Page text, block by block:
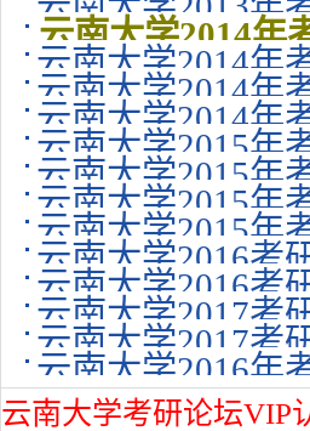
云南大学2014年
云南大学2014年
云南大学2014年
云南大学2014年
云南大学2015年
云南大学2015年
云南大学2015年
云南大学2015年
云南大学2016考
云南大学2016考
体系概论考...
云南大学2017考
云南大学2017考
体系概论考...
云南大学2016年
云南大学考研论坛VIP